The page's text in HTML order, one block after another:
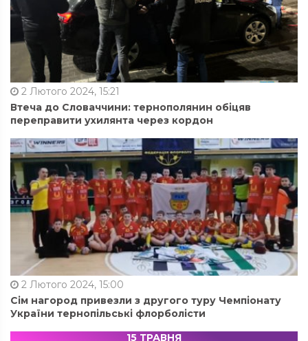
2 Лютого 2024, 15:21
Втеча до Словаччини: тернополянин обіцяв
переправити ухилянта через кордон
2 Лютого 2024, 15:00
Сім нагород привезли з другого туру Чемпіонату
України тернопільські флорболісти
15 ТРАВНЯ